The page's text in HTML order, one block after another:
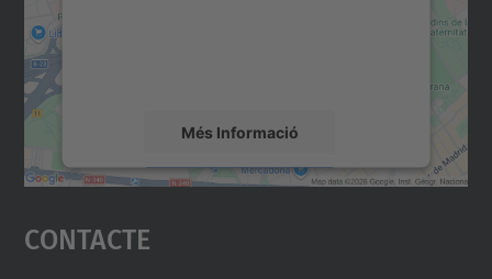
Més Informació
Accepta
powered by
Contacte